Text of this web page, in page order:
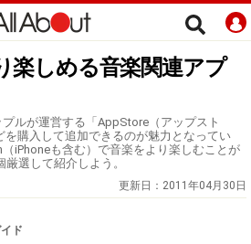
楽しめる音楽関連アプ
ルが運営する「AppStore（アップスト
を購入して追加できるのが魅力となってい
iPhoneも含む）で音楽をより楽しむことが
選して紹介しよう。
更新日： 2011年04月30日
ド